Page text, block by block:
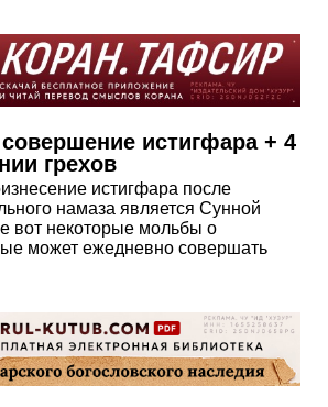
истигфара + 4
грехов
истигфара после
намаза является Сунной
вот некоторые мольбы о
может ежедневно совершать